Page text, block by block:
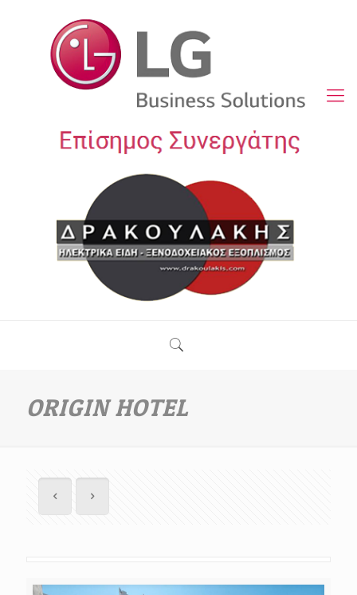
ORIGIN HOTEL